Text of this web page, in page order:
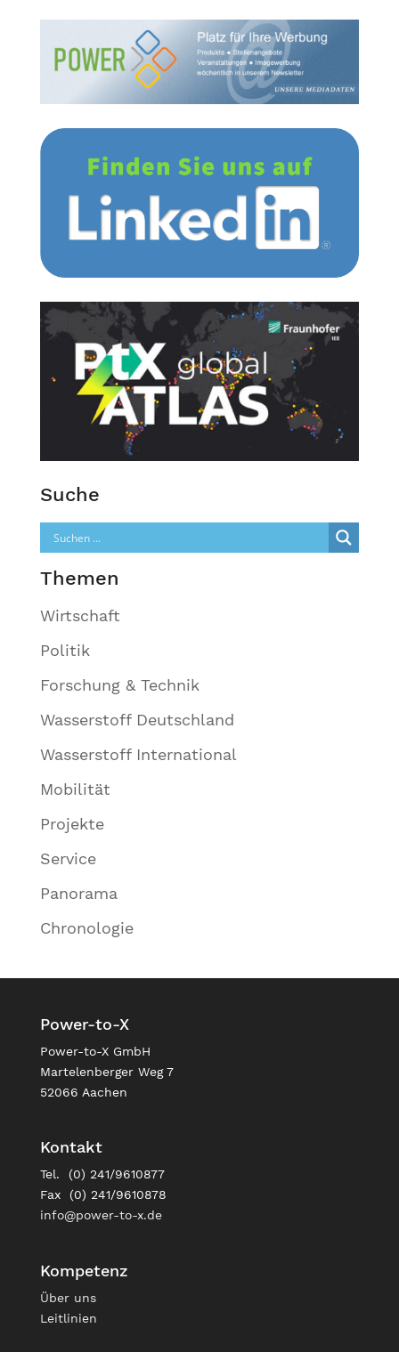
Suche
Themen
Wirtschaft
Politik
Forschung & Technik
Wasserstoff Deutschland
Wasserstoff International
Mobilität
Projekte
Service
Panorama
Chronologie
Power-to-X
Power-to-X GmbH
Martelenberger Weg 7
52066 Aachen
Kontakt
Tel. (0) 241/9610877
Fax (0) 241/9610878
info@power-to-x.de
Kompetenz
Über uns
Leitlinien